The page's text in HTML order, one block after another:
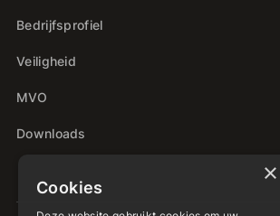
Bedrijfsprofiel
Veiligheid
MVO
Downloads
×
Cookies